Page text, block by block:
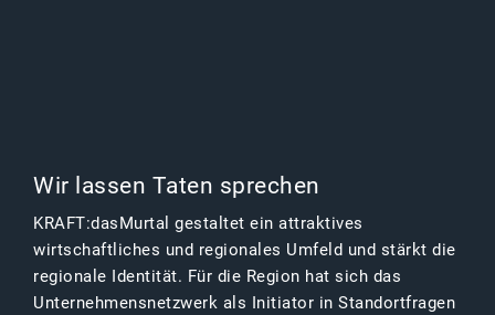
Wir lassen Taten sprechen
KRAFT:dasMurtal gestaltet ein attraktives
wirtschaftliches und regionales Umfeld und stärkt die
regionale Identität. Für die Region hat sich das
Unternehmensnetzwerk als Initiator in Standortfragen